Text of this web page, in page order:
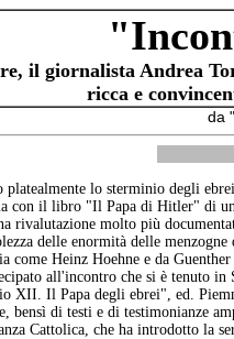
il giornalista Andrea
ricca e
da
lo sterminio degli
con il libro "Il Papa di Hitler" di
rivalutazione molto più
delle enormità delle
come Heinz Hoehne e da
all'incontro che si è tenuto
Il Papa degli ebrei", ed.
bensì di testi e di testimonianze
Cattolica, che ha introdotto la